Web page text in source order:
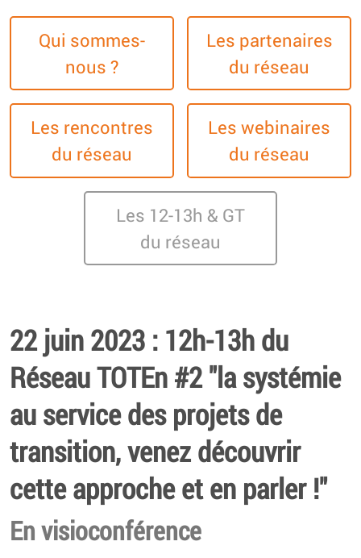
Qui sommes-
nous ?
Les partenaires
du réseau
Les rencontres
du réseau
Les webinaires
du réseau
Les 12-13h & GT
du réseau
22 juin 2023 : 12h-13h du
Réseau TOTEn #2 "la systémie
au service des projets de
transition, venez découvrir
cette approche et en parler !"
En visioconférence